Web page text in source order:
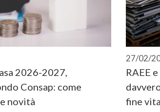
2026-2027,
Consap: come
novità
27/02/
RAEE
fine